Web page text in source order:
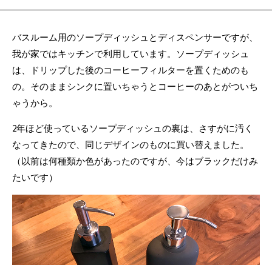
バスルーム用のソープディッシュとディスペンサーですが、
我が家ではキッチンで利用しています。ソープディッシュ
は、ドリップした後のコーヒーフィルターを置くためのも
の。そのままシンクに置いちゃうとコーヒーのあとがついち
ゃうから。
2年ほど使っているソープディッシュの裏は、さすがに汚く
なってきたので、同じデザインのものに買い替えました。
（以前は何種類か色があったのですが、今はブラックだけみ
たいです）